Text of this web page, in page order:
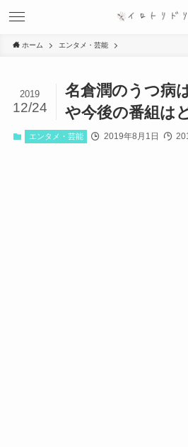
ホーム エンタメ・芸能
名倉潤のうつ病
や今後の番組は
2019
12/24
エンタメ・芸能 2019年8月1日